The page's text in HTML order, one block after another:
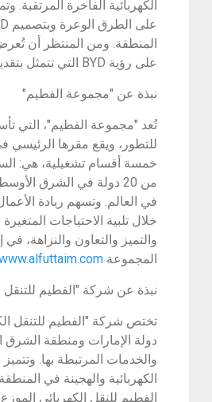
على رؤية BYD التي تتمثل بتقديم المركبات الكهربائية والهجينة التي تلبي أذواق جميع السائقين.
نبذة عن "مجموعة الفطيم"
تُعد "مجموعة الفطيم"، التي
خمسة أقسام تشغيلية، هي:
في العالم. وتسهم ريادة
خلال تلبية الاحتياجات
والتميز والتعاون والنزاهة،
المجموعة
نبذة عن شركة "الفطيم للتنقل
تختص شركة "الفطيم للتنقل
دولة الإمارات ومنطقة الشرق
والخدمات المرتبطة بها.
الكهربائية والهجينة في